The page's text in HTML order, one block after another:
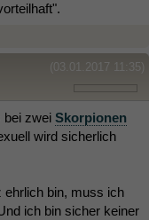
(03.01.2017 11:35)
bei zwei Skorpionen
wird sicherlich
ehrlich bin, muss ich
ich bin sicher keiner